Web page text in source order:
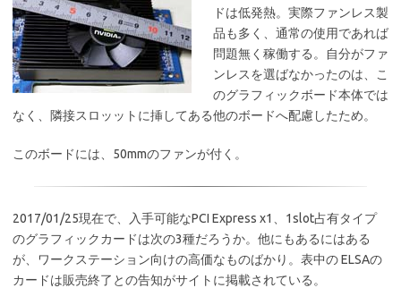
ドは低発熱。実際ファンレス製
品も多く、通常の使用であれば
問題無く稼働する。自分がファ
ンレスを選ばなかったのは、こ
のグラフィックボード本体では
なく、隣接スロッットに挿してある他のボードへ配慮したため。
このボードには、50mmのファンが付く。
2017/01/25現在で、入手可能なPCI Express x1、1slot占有タイプ
のグラフィックカードは次の3種だろうか。他にもあるにはある
が、ワークステーション向けの高価なものばかり。表中の ELSAの
カードは販売終了との告知がサイトに掲載されている。